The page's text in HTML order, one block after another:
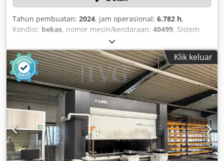
Tahun pembuatan: 2024, jam operasional: 6.782 h,
Kondisi: bekas, nomor mesin/kendaraan: 40499, Sistem
pemotongan laser serat untuk pelat format besar dengan
konstruksi rangka, ukuran pelat hingga 4.065 x 2.025 mm,
rentang gerak x: 4.200 mm, y: 2.070 mm, z: 130 mm,
sumber laser IPG berdaya tinggi dengan daya 10 kW,
kepala pemotong canggih dengan pengaturan posisi fokus
otomatis, sistem meja tukar otomatis, sistem kontrol dan
penggerak terintegrasi, kontrol layar sentuh Touch-L
dengan layar datar 19", konveyor limbah dengan wadah
penampungan, otomatisasi format besar tipe FL untuk
memuat dan membongkar palet untuk format hingga
4.000 x 2.000 mm pada 2 tingkat, termasuk unit pendingin
Thermotec dan unit filter Camfil. Dwodpfozqzcfjx Aavja
Klik keluar